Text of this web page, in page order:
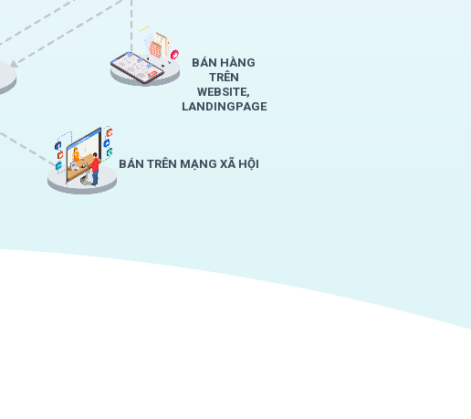
BÁN HÀNG
TRÊN
WEBSITE,
LANDINGPAGE
BÁN TRÊN MẠNG XÃ HỘI